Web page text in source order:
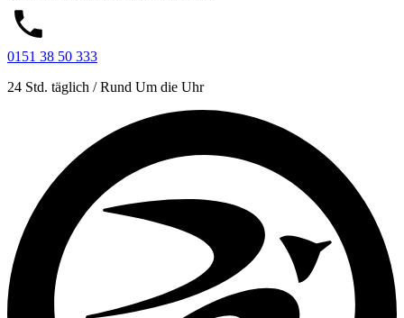
0151 38 50 333
24 Std. täglich / Rund Um die Uhr